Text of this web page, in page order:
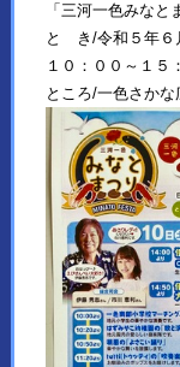
「三河一色みなと
と き/令和５年６
１０：００～１５
ところ/一色さか